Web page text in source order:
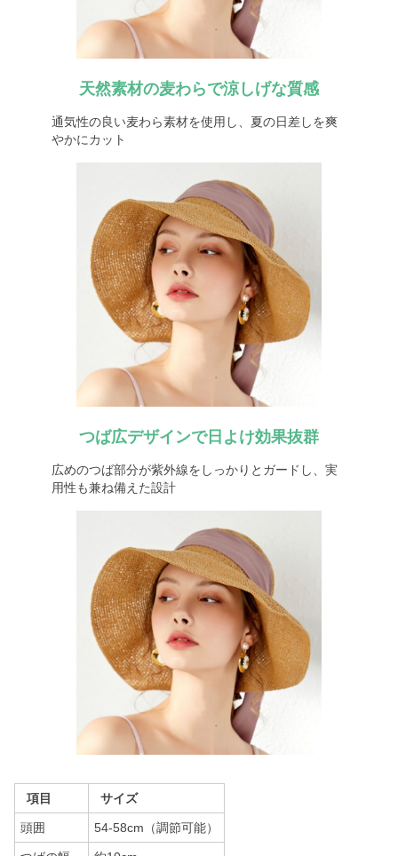
天然素材の麦わらで涼しげな質感
通気性の良い麦わら素材を使用し、夏の日差しを爽
やかにカット
つば広デザインで日よけ効果抜群
広めのつば部分が紫外線をしっかりとガードし、実
用性も兼ね備えた設計
項目 サイズ
頭囲 54-58cm（調節可能）